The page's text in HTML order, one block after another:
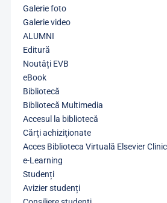
Galerie foto
Galerie video
ALUMNI
Editură
Noutăți EVB
eBook
Bibliotecă
Bibliotecă Multimedia
Accesul la bibliotecă
Cărţi achiziţionate
Acces Biblioteca Virtuală Elsevier
e-Learning
Studenți
Avizier studenți